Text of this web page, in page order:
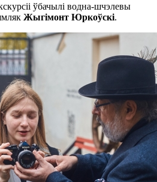
ўбачылі водна-шчэлевы
Жыгімонт Юркоўскі.